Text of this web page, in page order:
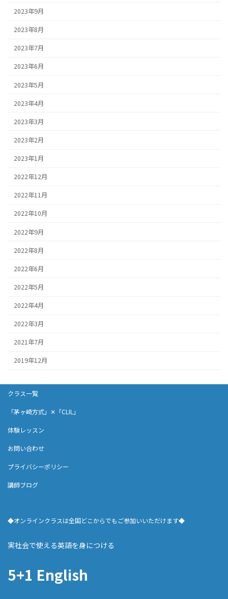
2023年9月
2023年8月
2023年7月
2023年6月
2023年5月
2023年4月
2023年3月
2023年2月
2023年1月
2022年12月
2022年11月
2022年10月
2022年9月
2022年8月
2022年6月
2022年5月
2022年4月
2022年3月
2021年7月
2019年12月
クラス一覧
「茅ヶ崎方式」✕「CLIL」
体験レッスン
お問い合わせ
プライバシーポリシー
講師ブログ
◆オンラインクラスは全国どこからでもご参加いいただけます◆
実社会で使える英語を身につける
5+1 English